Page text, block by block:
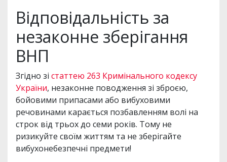
Відповідальність за
незаконне зберігання
ВНП
Згідно зі статтею 263 Кримінального кодексу
України, незаконне поводження зі зброєю,
бойовими припасами або вибуховими
речовинами карається позбавленням волі на
строк від трьох до семи років. Тому не
ризикуйте своїм життям та не зберігайте
вибухонебезпечні предмети!